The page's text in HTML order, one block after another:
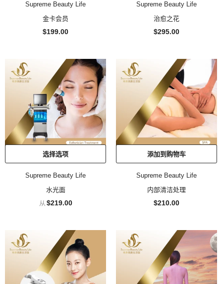
Supreme Beauty Life
金卡会员
$199.00
Supreme Beauty Life
治愈之花
$295.00
选择选项
Supreme Beauty Life
水光面
从 $219.00
添加到购物车
Supreme Beauty Life
内部清洁处理
$210.00